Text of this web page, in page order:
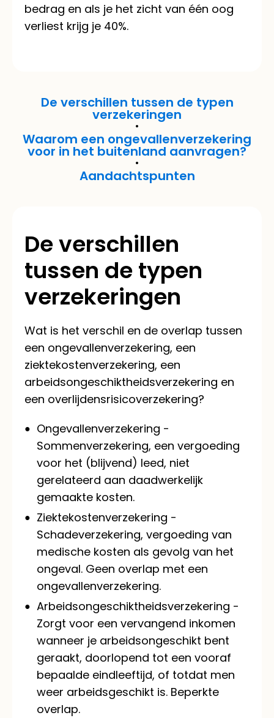
bedrag en als je het zicht van één oog
verliest krijg je 40%.
De verschillen tussen de typen
verzekeringen
Waarom een ongevallenverzekering
voor in het buitenland aanvragen?
Aandachtspunten
De verschillen
tussen de typen
verzekeringen
Wat is het verschil en de overlap tussen
een ongevallenverzekering, een
ziektekostenverzekering, een
arbeidsongeschiktheidsverzekering en
een overlijdensrisicoverzekering?
Ongevallenverzekering -
Sommenverzekering, een vergoeding
voor het (blijvend) leed, niet
gerelateerd aan daadwerkelijk
gemaakte kosten.
Ziektekostenverzekering -
Schadeverzekering, vergoeding van
medische kosten als gevolg van het
ongeval. Geen overlap met een
ongevallenverzekering.
Arbeidsongeschiktheidsverzekering -
Zorgt voor een vervangend inkomen
wanneer je arbeidsongeschikt bent
geraakt, doorlopend tot een vooraf
bepaalde eindleeftijd, of totdat men
weer arbeidsgeschikt is. Beperkte
overlap.